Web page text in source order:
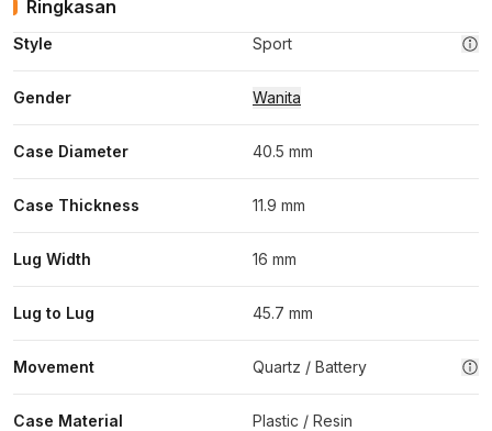
Ringkasan
Style Sport
Gender Wanita
Case Diameter 40.5 mm
Case Thickness 11.9 mm
Lug Width 16 mm
Lug to Lug 45.7 mm
Movement Quartz / Battery
Case Material Plastic / Resin